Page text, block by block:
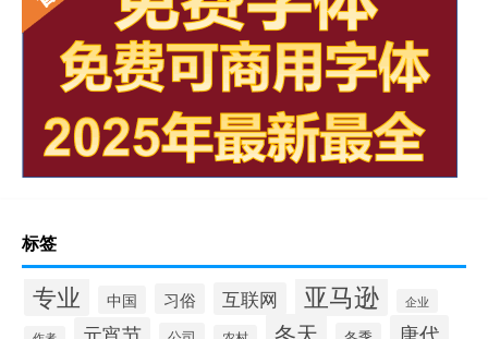
标签
专业 中国 习俗 互联网 亚马逊 企业
唐代